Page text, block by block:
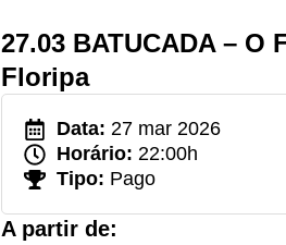
27.03 BATUCADA – O
Floripa
Data: 27 mar 2026
Horário: 22:00h
Tipo: Pago
A partir de: